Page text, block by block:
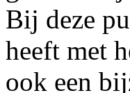
Bij deze
heeft met
ook een